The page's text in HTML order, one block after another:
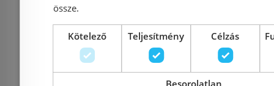
-5%
Rendelésre Raktáron
össze.
Kötelező Teljesítmény Célzás
Besorolatlan